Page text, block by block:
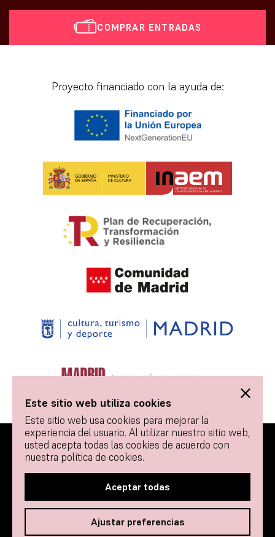
COMPRAR ENTRADAS
Proyecto financiado con la ayuda de:
© 2026 Tablao Flamenco 1911 - Todos los derechos
reservados.
Contacto
Política de Cookies
Términos y condiciones de uso
Este sitio web utiliza cookies
Este sitio web usa cookies para mejorar la
experiencia del usuario. Al utilizar nuestro sitio web,
usted acepta todas las cookies de acuerdo con
nuestra política de cookies.
Aceptar todas
Ajustar preferencias